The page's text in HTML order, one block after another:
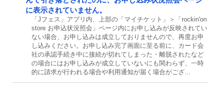
に表示されていません。
「Jフェス」アプリ内、上部の「マイチケット」＞「rockin'on
store お申込状況照会」ページ内にお申し込みが反映されてい
ない場合、お申し込みは成立しておりませんので、再度お申
し込みください。お申し込み完了画面に至る前に、カード会
社の承認手続き中に接続が切れてしまった・離脱されたなど
の場合にはお申し込みが成立していないにも関わらず、一時
的に請求が行われる場合や利用通知が届く場合がござ...